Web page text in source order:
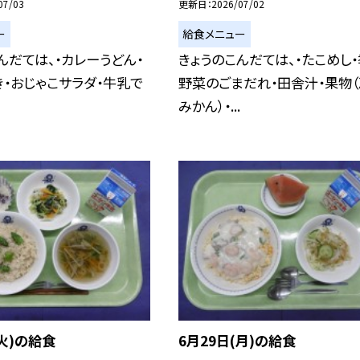
03
だては、・カレーうどん・
おじゃこサラダ・牛乳で
更新日 2026/07/02
給食メニュー
きょうのこんだては、・たこめし
野菜のごまだれ・田舎汁・果物
みかん）・...
)の給食 6月29日(月)の給食